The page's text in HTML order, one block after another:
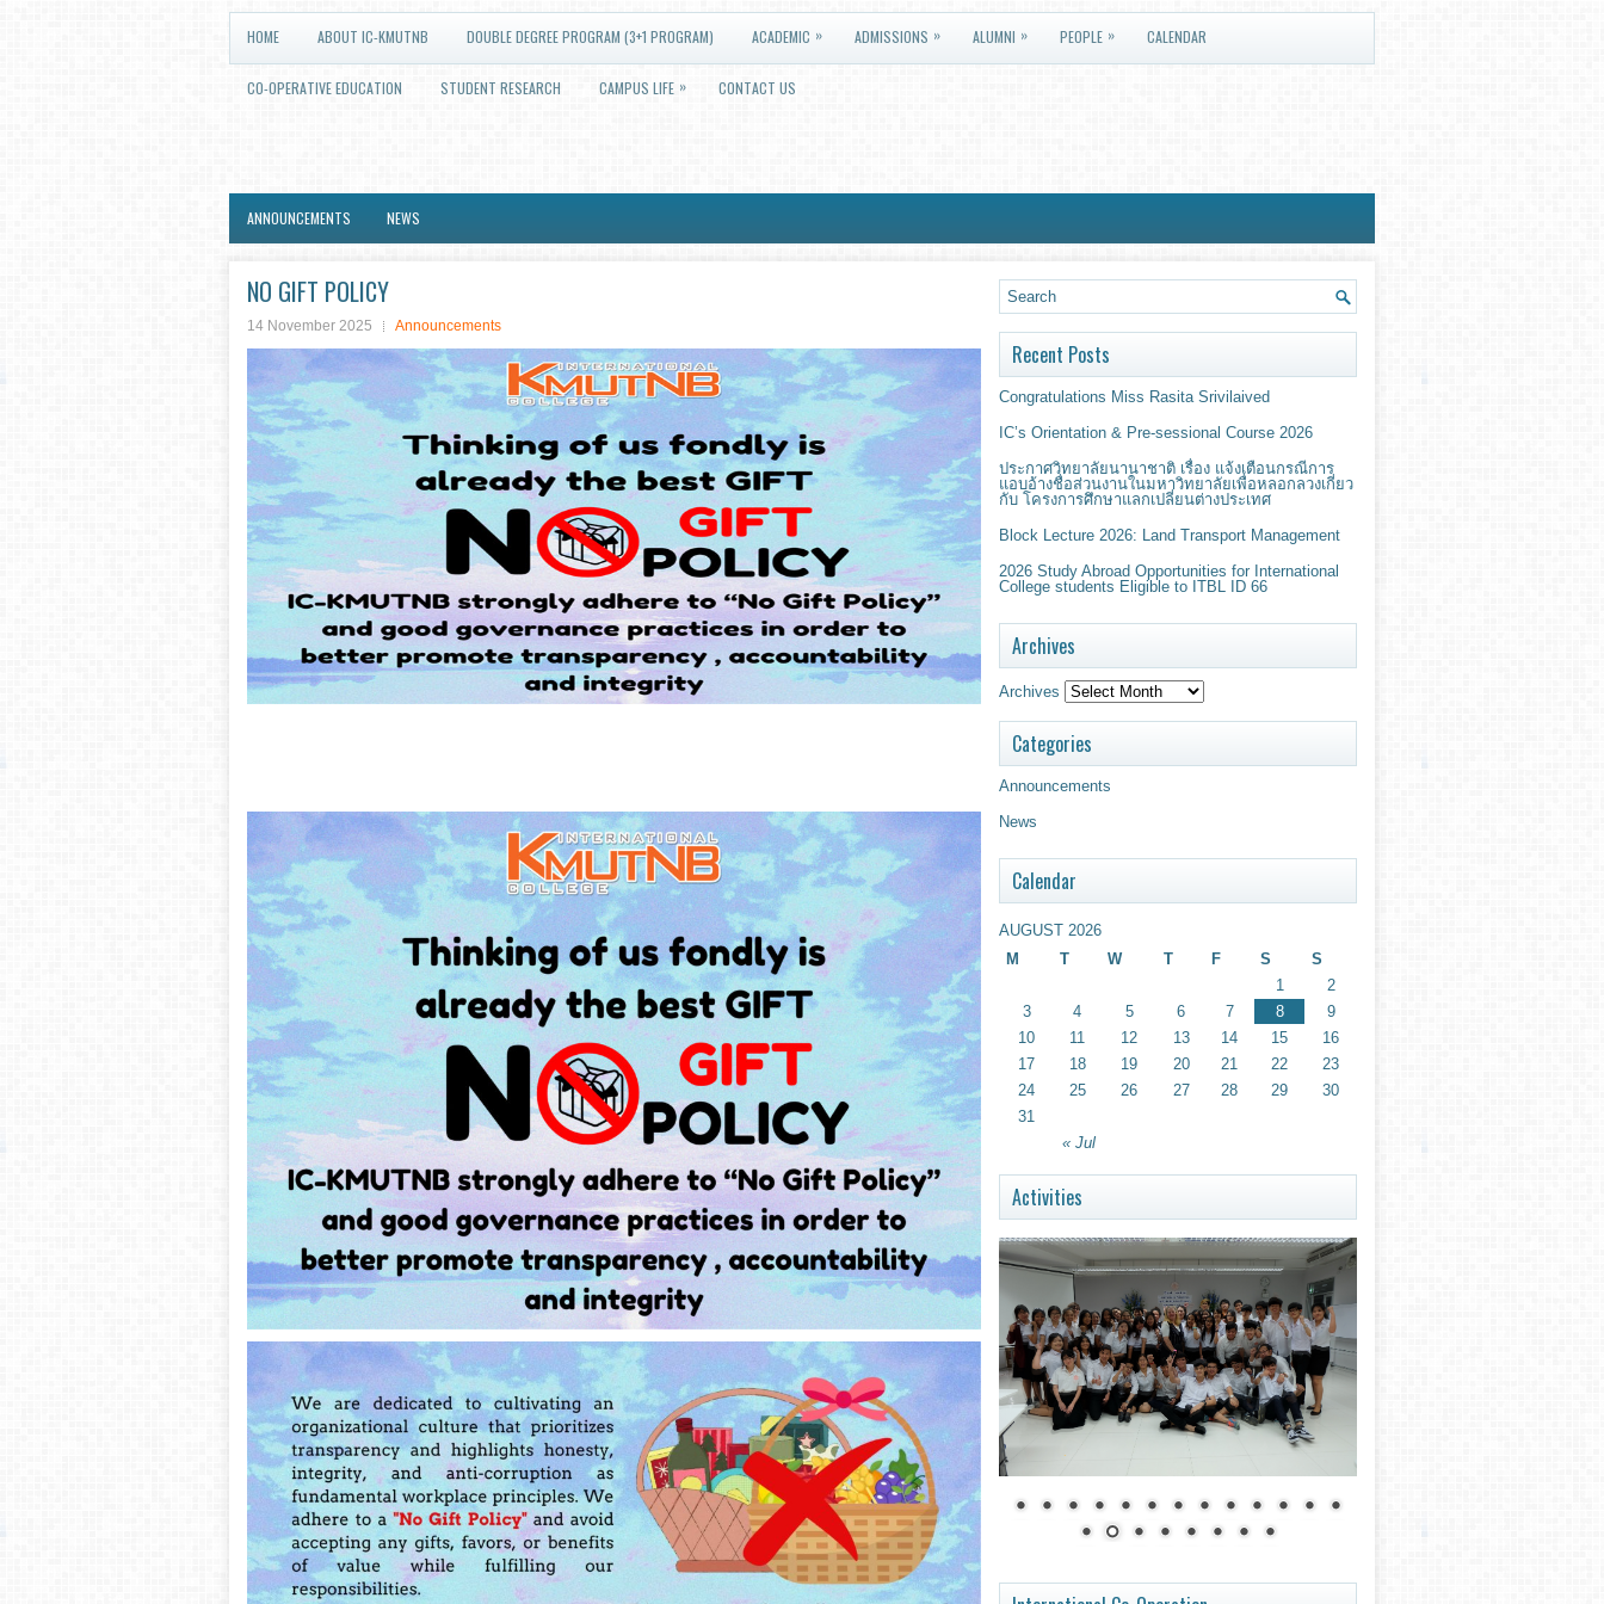
HOME ABOUT IC-KMUTNB DOUBLE DEGREE PROGRAM (3+1 PROGRAM) ACADEMIC » ADMISSIONS » ALUMNI » PEOPLE » CALENDAR
CO-OPERATIVE EDUCATION STUDENT RESEARCH CAMPUS LIFE » CONTACT US
ANNOUNCEMENTS NEWS
NO GIFT POLICY
14 November 2025 Announcements
Recent Posts
Congratulations Miss Rasita Srivilaived
IC’s Orientation & Pre-sessional Course 2026
ประกาศวิทยาลัยนานาชาติ เรื่อง แจ้งเตือนกรณีการ
แอบอ้างชื่อส่วนงานในมหาวิทยาลัยเพื่อหลอกลวงเกี่ยว
กับ โครงการศึกษาแลกเปลี่ยนต่างประเทศ
Block Lecture 2026: Land Transport Management
2026 Study Abroad Opportunities for International
College students Eligible to ITBL ID 66
Archives
Archives
Categories
Announcements
News
Calendar
AUGUST 2026
M
T W T F S S
« Jul
1
2
3
4 5 6 7 8
9
10
11 12 13 14 15
16
17
18 19 20 21 22
23
24
25 26 27 28 29
30
31
Activities